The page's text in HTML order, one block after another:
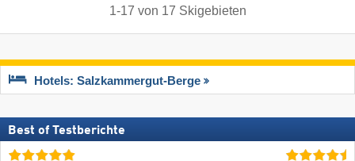
1-17 von 17 Skigebieten
Hotels: Salzkammergut-Berge
Best of Testberichte